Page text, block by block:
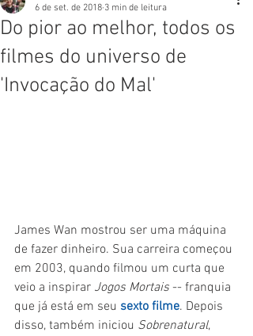
Do pior ao melhor, todos os
filmes do universo de
'Invocação do Mal'
6 de set. de 2018 3 min de leitura
James Wan mostrou ser uma máquina
de fazer dinheiro. Sua carreira começou
em 2003, quando filmou um curta que
veio a inspirar Jogos Mortais -- franquia
que já está em seu sexto filme. Depois
disso, também iniciou Sobrenatural,